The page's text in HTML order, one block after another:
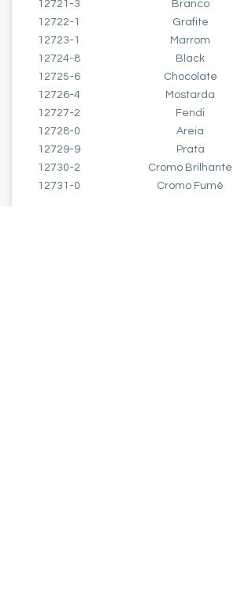
12721-3
12722-1
12723-1
12724-8
12725-6
12726-4
12727-2
12728-0
12729-9
12730-2
12731-0
Branco
Grafite
Marrom
Black
Chocolate
Mostarda
Fendi
Areia
Prata
Cromo Brilhante
Cromo Fumê